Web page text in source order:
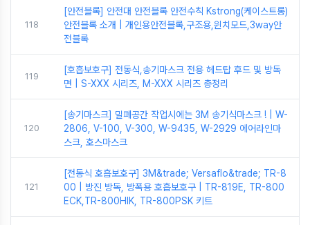
118
[안전블록] 안전대 안전블록 안전수칙 Kstrong(케이스트롱)
안전블록 소개 | 개인용안전블록,구조용,윈치모드,3way안
전블록
119
[호흡보호구] 전동식,송기마스크 전용 헤드탑 후드 및 방독
면 | S-XXX 시리즈, M-XXX 시리즈 총정리
120
[송기마스크] 밀폐공간 작업시에는 3M 송기식마스크 ! | W-
2806, V-100, V-300, W-9435, W-2929 에어라인마
스크, 호스마스크
121
[전동식 호흡보호구] 3M&trade; Versaflo&trade; TR-8
00 | 방진 방독, 방폭용 호흡보호구 | TR-819E, TR-800
ECK,TR-800HIK, TR-800PSK 키트